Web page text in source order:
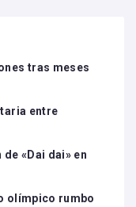
tras meses
entre
«Dai dai» en
olímpico rumbo